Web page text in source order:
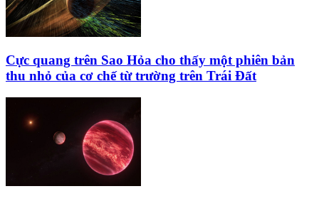
Cực quang trên Sao Hỏa cho thấy một phiên bản
thu nhỏ của cơ chế từ trường trên Trái Đất